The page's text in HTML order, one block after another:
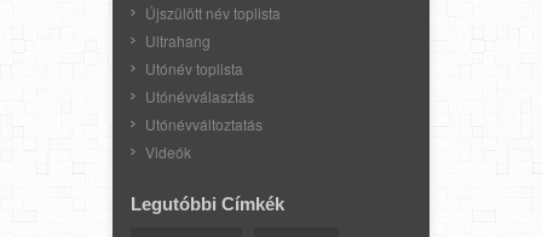
Újszülött név toplista
Ultrahang
Utónév toplista
Utónévválasztás
Utónévváltoztatás
Videók
Legutóbbi Címkék